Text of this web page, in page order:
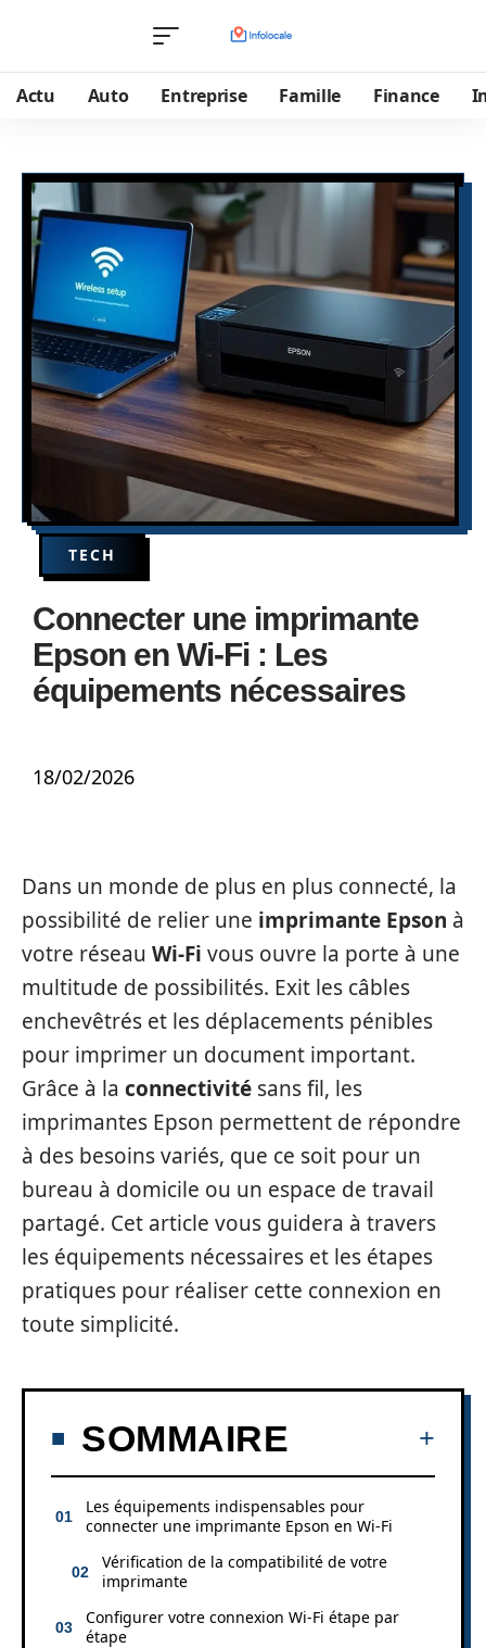
Actu Auto Entreprise Famille Finance
TECH
Connecter une imprimante
Epson en Wi-Fi : Les
équipements nécessaires
18/02/2026
Dans un monde de plus en plus connecté, la
possibilité de relier une imprimante Epson à
votre réseau Wi-Fi vous ouvre la porte à une
multitude de possibilités. Exit les câbles
enchevêtrés et les déplacements pénibles
pour imprimer un document important.
Grâce à la connectivité sans fil, les
imprimantes Epson permettent de répondre
à des besoins variés, que ce soit pour un
bureau à domicile ou un espace de travail
partagé. Cet article vous guidera à travers
les équipements nécessaires et les étapes
pratiques pour réaliser cette connexion en
toute simplicité.
SOMMAIRE
Les équipements indispensables pour
connecter une imprimante Epson en Wi-Fi
Vérification de la compatibilité de votre
imprimante
Configurer votre connexion Wi-Fi étape par
étape